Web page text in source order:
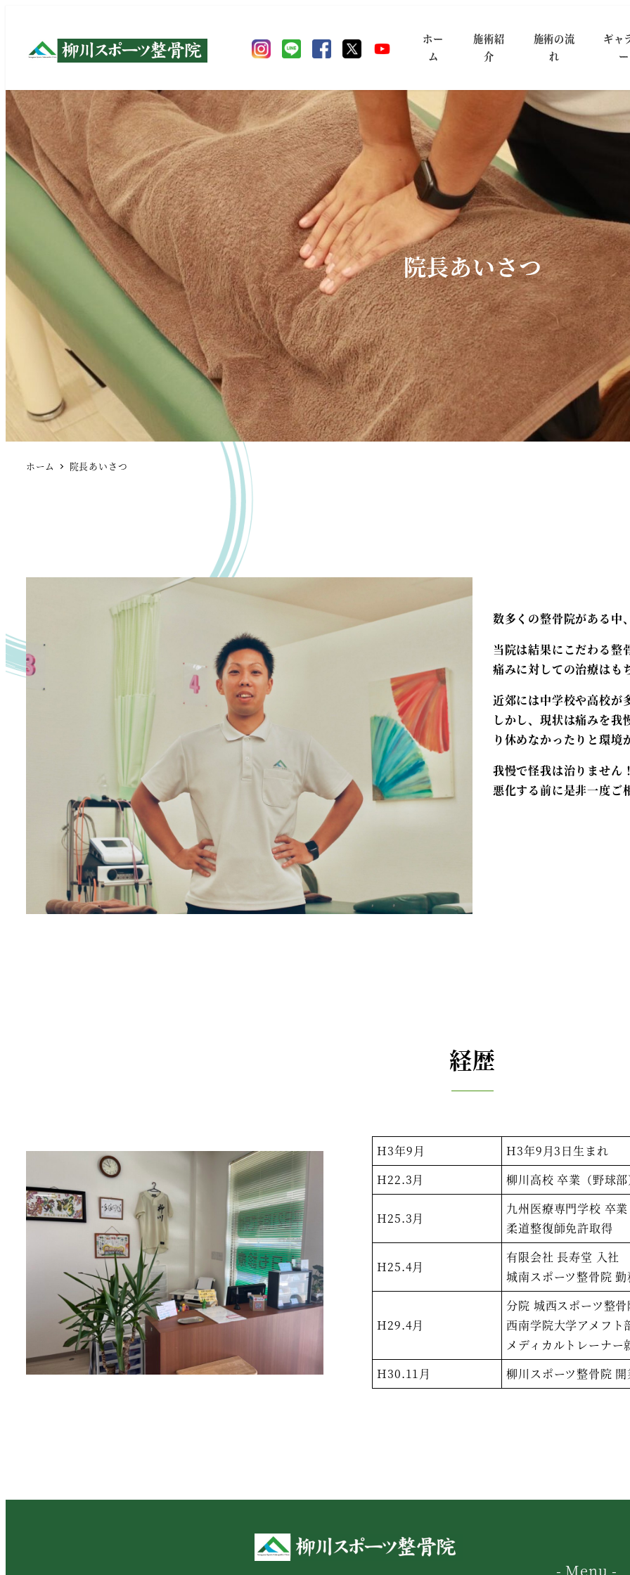
ホー
ム
施術紹
介
施術の流
れ
ギャ
ー
院長あいさつ
ホーム 院長あいさつ
数多くの整骨院がある中
当院は結果にこだわる整
痛みに対しての治療はも
近郊には中学校や高校が
しかし、現状は痛みを我
り休めなかったりと環境
我慢で怪我は治りません
悪化する前に是非一度ご
経歴
H3年9月
H3年9月3日生まれ
H22.3月
柳川高校 卒業（野球
H25.3月
九州医療専門学校 卒業
柔道整復師免許取得
H25.4月
有限会社 長寿堂 入社
城南スポーツ整骨院
H29.4月
分院 城西スポーツ整
西南学院大学アメフト
メディカルトレーナー
H30.11月
柳川スポーツ整骨院
- Menu -